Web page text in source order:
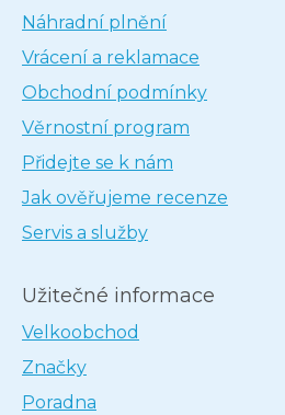
Náhradní plnění
Vrácení a reklamace
Obchodní podmínky
Věrnostní program
Přidejte se k nám
Jak ověřujeme recenze
Servis a služby
Užitečné informace
Velkoobchod
Značky
Poradna